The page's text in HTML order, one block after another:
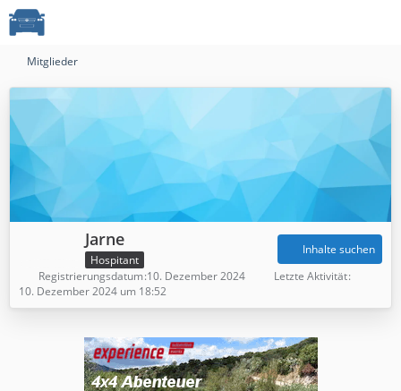
Mitglieder
Jarne
Hospitant
Inhalte suchen
Registrierungsdatum 10. Dezember 2024
Letzte Aktivität
10. Dezember 2024 um 18:52